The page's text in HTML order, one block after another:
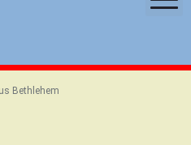
Bethlehem